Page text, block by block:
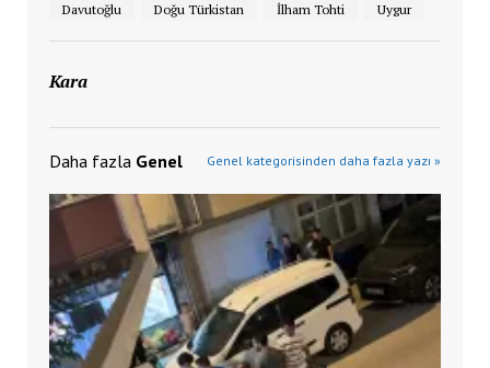
Davutoğlu Doğu Türkistan İlham Tohti Uygur
Kara
Daha fazla Genel Genel kategorisinden daha fazla yazı »